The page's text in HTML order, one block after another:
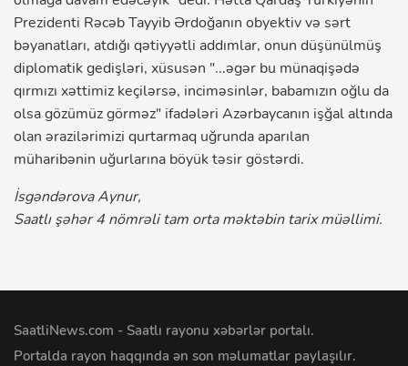
Prezidenti Rəcəb Tayyib Ərdoğanın obyektiv və sərt
bəyanatları, atdığı qətiyyətli addımlar, onun düşünülmüş
diplomatik gedişləri, xüsusən "...əgər bu münaqişədə
qırmızı xəttimiz keçilərsə, inciməsinlər, babamızın oğlu da
olsa gözümüz görməz" ifadələri Azərbaycanın işğal altında
olan ərazilərimizi qurtarmaq uğrunda aparılan
müharibənin uğurlarına böyük təsir göstərdi.
İsgəndərova Aynur,
Saatlı şəhər 4 nömrəli tam orta məktəbin tarix müəllimi.
SaatliNews.com - Saatlı rayonu xəbərlər portalı.
Portalda rayon haqqında ən son məlumatlar paylaşılır.